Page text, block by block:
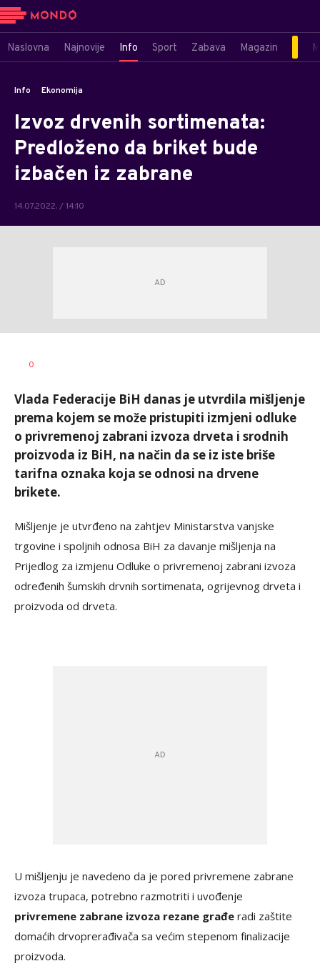
Naslovna Najnovije Info Sport Zabava Magazin
Info Ekonomija
Izvoz drvenih sortimenata:
Predloženo da briket bude
izbačen iz zabrane
14.07.2022. / 14:10
AUTOR
0
Vlada Federacije BiH danas je utvrdila mišljenje
prema kojem se može pristupiti izmjeni odluke
o privremenoj zabrani izvoza drveta i srodnih
proizvoda iz BiH, na način da se iz iste briše
tarifna oznaka koja se odnosi na drvene
brikete.
Mišljenje je utvrđeno na zahtjev Ministarstva vanjske
trgovine i spoljnih odnosa BiH za davanje mišljenja na
Prijedlog za izmjenu Odluke o privremenoj zabrani izvoza
određenih šumskih drvnih sortimenata, ogrijevnog drveta i
proizvoda od drveta.
U mišljenju je navedeno da je pored privremene zabrane
izvoza trupaca, potrebno razmotriti i uvođenje
privremene zabrane izvoza rezane građe radi zaštite
domaćih drvoprerađivača sa većim stepenom finalizacije
proizvoda.